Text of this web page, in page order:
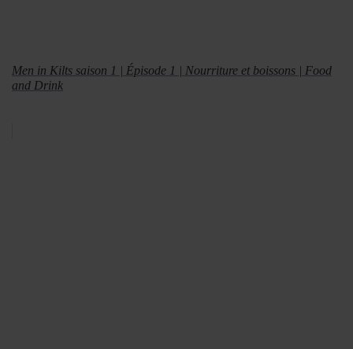
Men in Kilts saison 1 | Épisode 1 | Nourriture et boissons | Food
and Drink